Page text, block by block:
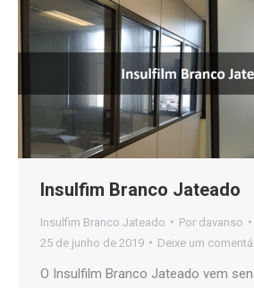
Insulfim Branco Jateado
Insulfim Branco Jateado Por davanso
25 de junho de 2019
Deixe um
O Insulfilm Branco Jateado vem